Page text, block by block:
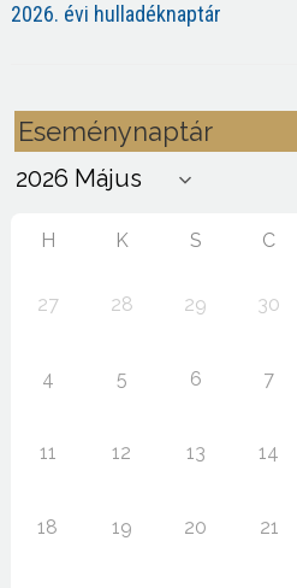
2026. évi hulladéknaptár
Eseménynaptár
H K S C
27 28 29 30
4 5 6 7
11 12 13 14
18 19 20 21